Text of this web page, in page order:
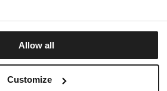
Allow all
Customize
grubości i regularnym
dekoltem
bawełny o gramaturze 190 g/m2
strony kołnierza chroniąca przed otarciami